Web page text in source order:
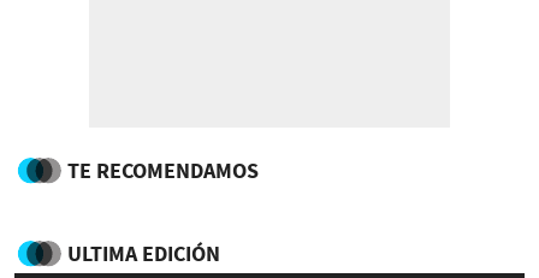
TE RECOMENDAMOS
ULTIMA EDICIÓN